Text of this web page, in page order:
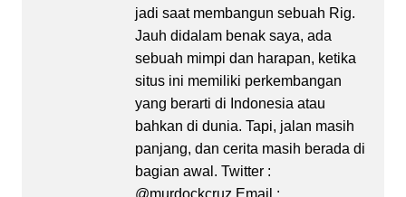
jadi saat membangun sebuah Rig.
Jauh didalam benak saya, ada
sebuah mimpi dan harapan, ketika
situs ini memiliki perkembangan
yang berarti di Indonesia atau
bahkan di dunia. Tapi, jalan masih
panjang, dan cerita masih berada di
bagian awal. Twitter :
@murdockcruz Email :